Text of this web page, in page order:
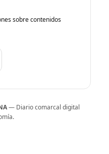
sobre contenidos
— Diario comarcal digital